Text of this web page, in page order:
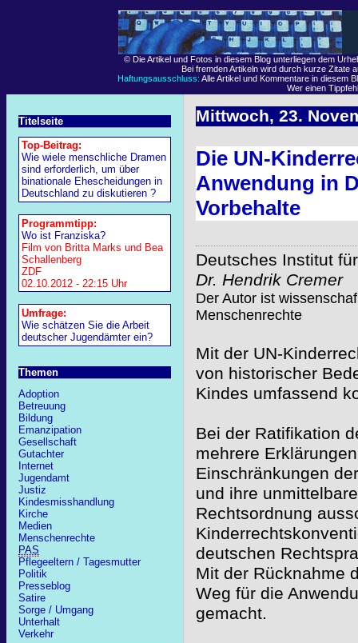
© Die Artikel und Fotos in diesem Blog unterliegen dem
Bei fremden Artikeln wird durch kurze Zitate
Haftungsausschluss: Alle Artikel und Kommentare in diesem
Wer einen
Titelseite
Top-Beitrag:
Wie wiele menschliche Dramen
sind erforderlich, um über
binationale Ehescheidungen in
Deutschland zu diskutieren ?
Programmtipp:
Wo ist Franziska?
Film von Britta Marks und Bea
Schallenberg
ZDF
02.10.2012 - 22:15 Uhr
Umfrage:
Wie schätzen Sie die Arbeit
deutscher Jugendämter ein?
Themen
Adoption
Betreuung
Bildung
Emanzipation
Gesellschaft
Gutachter
Internet
Jugendamt
Justiz
Kindesmisshandlung
Kirche
Medien
Menschenrechte
PAS
Pflegeeltern / Tagesmutter
Politik
Presseblog
Satire
Sorge / Umgang
Unterhalt
Verkehr
Mittwoch, 23.
Die UN-
Anwendung in
Vorbehalte
Deutsches Institut
Dr. Hendrik Cremer
Der Autor ist
Menschenrechte
Mit der UN-
von historischer
Kindes umfassend
Bei der Ratifikation
mehrere
Einschränkungen
und ihre
Rechtsordnung
deutschen
Mit der Rücknahme
Weg für die
gemacht.